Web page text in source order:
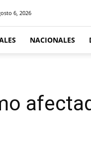
6, 2026
NACIONALES